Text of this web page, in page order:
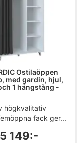
Ostilaöppen
med gardin, hjul,
1 hängstång -
högkvalitativ
fack ger...
5 149:-